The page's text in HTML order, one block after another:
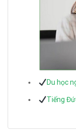
Du học
Tiếng